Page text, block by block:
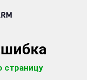
страницу